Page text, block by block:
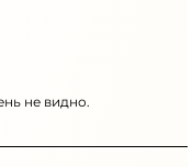
не видно.